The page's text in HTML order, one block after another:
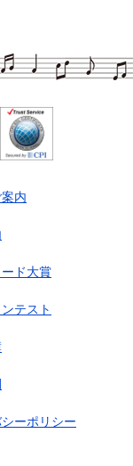
内
ド大賞
テスト
ーポリシー